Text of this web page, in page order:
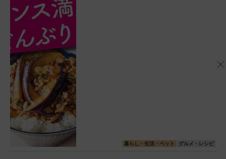
暮らし・生活・ペット グルメ・レシピ